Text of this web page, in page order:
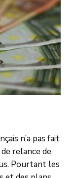
n’a pas fait
relance de
Pourtant les